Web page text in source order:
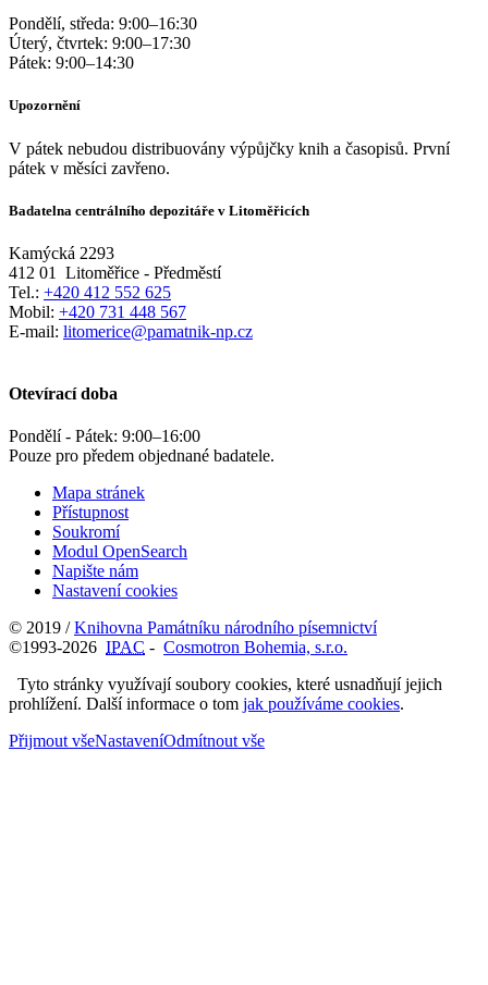
Pondělí, středa: 9:00–16:30
Úterý, čtvrtek: 9:00–17:30
Pátek: 9:00–14:30
Upozornění
V pátek nebudou distribuovány výpůjčky knih a časopisů. První
pátek v měsíci zavřeno.
Badatelna centrálního depozitáře v Litoměřicích
Kamýcká 2293
412 01
Litoměřice - Předměstí
Tel.: +420 412 552 625
Mobil: +420 731 448 567
E-mail: litomerice@pamatnik-np.cz
Otevírací doba
Pondělí - Pátek: 9:00–16:00
Pouze pro předem objednané badatele.
Mapa stránek
Přístupnost
Soukromí
Modul OpenSearch
Napište nám
Nastavení cookies
© 2019 /Knihovna Památníku národního písemnictví
©1993-2026 IPAC - Cosmotron Bohemia, s.r.o.
Tyto stránky využívají soubory cookies, které usnadňují jejich
prohlížení. Další informace o tom jak používáme cookies.
Přijmout všeNastaveníOdmítnout vše